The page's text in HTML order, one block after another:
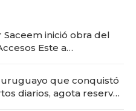
inició obra del
Este a
que conquistó
diarios, agota reservas